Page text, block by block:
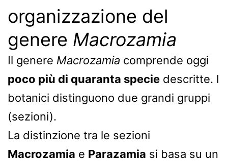
organizzazione del
genere Macrozamia
Il genere Macrozamia comprende oggi
poco più di quaranta specie descritte. I
botanici distinguono due grandi gruppi
(sezioni).
La distinzione tra le sezioni
Macrozamia e Parazamia si basa su un